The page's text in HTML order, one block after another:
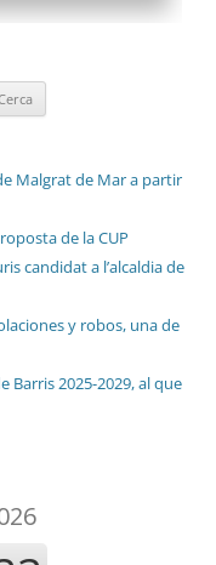
Malgrat de Mar a partir
de la CUP
candidat a l’alcaldia de
y robos, una de
Barris 2025-2029, al que